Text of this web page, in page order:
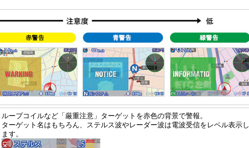
ループコイルなど「厳重注意」ターゲットを赤色の背景で警報。
ターゲット名はもちろん、ステルス波やレーダー波は電波受信をレベル表示し
ます。